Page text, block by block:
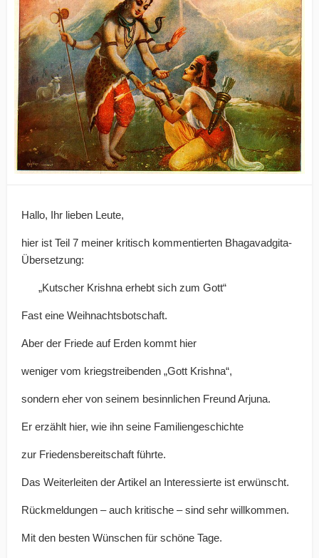
Hallo, Ihr lieben Leute,
hier ist Teil 7 meiner kritisch kommentierten Bhagavadgita-
Übersetzung:
„Kutscher Krishna erhebt sich zum Gott“
Fast eine Weihnachtsbotschaft.
Aber der Friede auf Erden kommt hier
weniger vom kriegstreibenden „Gott Krishna“,
sondern eher von seinem besinnlichen Freund Arjuna.
Er erzählt hier, wie ihn seine Familiengeschichte
zur Friedensbereitschaft führte.
Das Weiterleiten der Artikel an Interessierte ist erwünscht.
Rückmeldungen – auch kritische – sind sehr willkommen.
Mit den besten Wünschen für schöne Tage.